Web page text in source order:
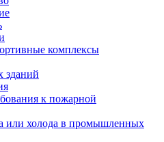
комплексы
зданий
к пожарной
или холода в промышленных